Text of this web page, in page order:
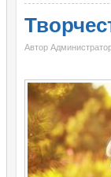
Автор